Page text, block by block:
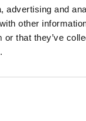
advertising and
other
or that they’ve